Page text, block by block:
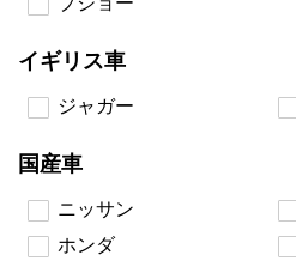
イギリス車
ジャガー
国産車
ニッサン
ホンダ